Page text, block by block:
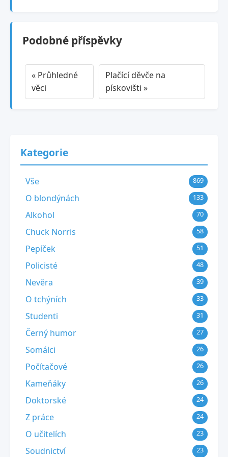
Podobné příspěvky
« Průhledné
věci
Plačící děvče na
pískovišti »
Kategorie
Vše 869
O blondýnách 133
Alkohol 70
Chuck Norris 58
Pepíček 51
Policisté 48
Nevěra 39
O tchýních 33
Studenti 31
Černý humor 27
Somálci 26
Počítačové 26
Kameňáky 26
Doktorské 24
Z práce 24
O učitelích 23
Soudnictví 23